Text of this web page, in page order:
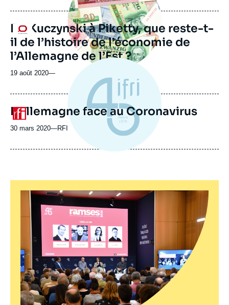
Logo
De Kuczynski à Piketty, que reste-t-
il de l’histoire de l’économie de
l’Allemagne de l’Est ?
19 août 2020—
Logo
L’Allemagne face au Coronavirus
30 mars 2020—Nom
journal,
émission
RFI